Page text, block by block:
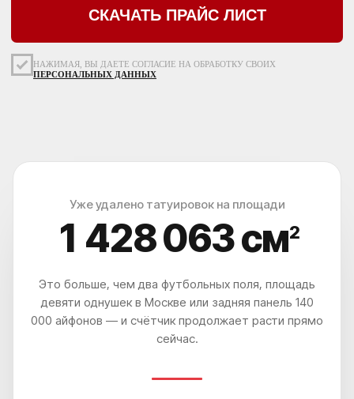
Уже удалено татуировок на площади
1 428 066см2
Это больше, чем два футбольных поля, площадь
девяти однушек в Москве или задняя панель 140
000 айфонов — и счётчик продолжает расти прямо
сейчас.
ВЫ УДИВИТЕСЬ, НАСКОЛЬКО ЭТО
ЛЕГКО И УДОБНО
КАК ДО НАС ДОБРАТЬСЯ?